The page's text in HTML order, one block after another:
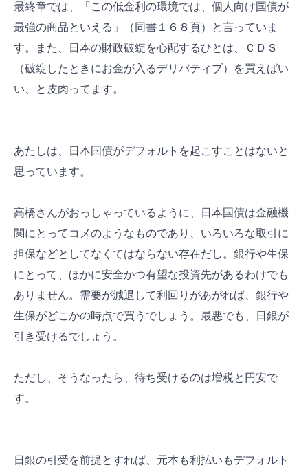
最終章では、「この低金利の環境では、個人向け国債が
最強の商品といえる」（同書１６８頁）と言っていま
す。また、日本の財政破綻を心配するひとは、ＣＤＳ
（破綻したときにお金が入るデリバティブ）を買えばい
い、と皮肉ってます。
あたしは、日本国債がデフォルトを起こすことはないと
思っています。
高橋さんがおっしゃっているように、日本国債は金融機
関にとってコメのようなものであり、いろいろな取引に
担保などとしてなくてはならない存在だし。銀行や生保
にとって、ほかに安全かつ有望な投資先があるわけでも
ありません。需要が減退して利回りがあがれば、銀行や
生保がどこかの時点で買うでしょう。最悪でも、日銀が
引き受けるでしょう。
ただし、そうなったら、待ち受けるのは増税と円安で
す。
日銀の引受を前提とすれば、元本も利払いもデフォルト